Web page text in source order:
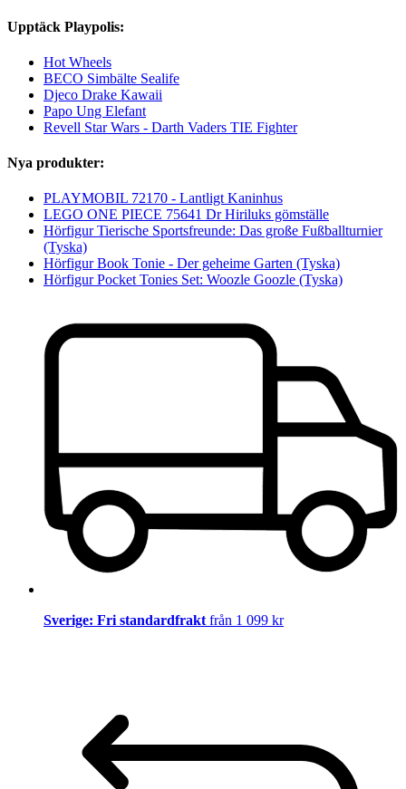
Upptäck Playpolis:
Hot Wheels
BECO Simbälte Sealife
Djeco Drake Kawaii
Papo Ung Elefant
Revell Star Wars - Darth Vaders TIE Fighter
Nya produkter:
PLAYMOBIL 72170 - Lantligt Kaninhus
LEGO ONE PIECE 75641 Dr Hiriluks gömställe
Hörfigur Tierische Sportsfreunde: Das große Fußballturnier
(Tyska)
Hörfigur Book Tonie - Der geheime Garten (Tyska)
Hörfigur Pocket Tonies Set: Woozle Goozle (Tyska)
Sverige: Fri standardfrakt från 1 099 kr